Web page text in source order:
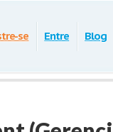
se Entre Blog